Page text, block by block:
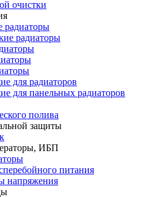
очистки
радиаторы
для радиаторов
для панельных радиаторов
полива
защиты
ИБП
питания
напряжения